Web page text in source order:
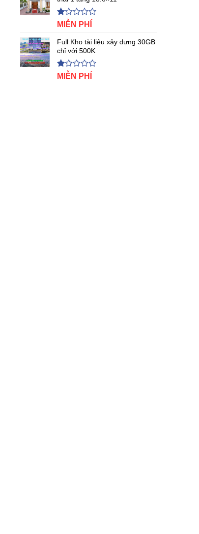
5
sao
Được
hạng
1.00
5
sao
MIỄN PHÍ
Full Kho tài liệu xây dựng 30GB
chỉ với 500K
Được
MIỄN PHÍ